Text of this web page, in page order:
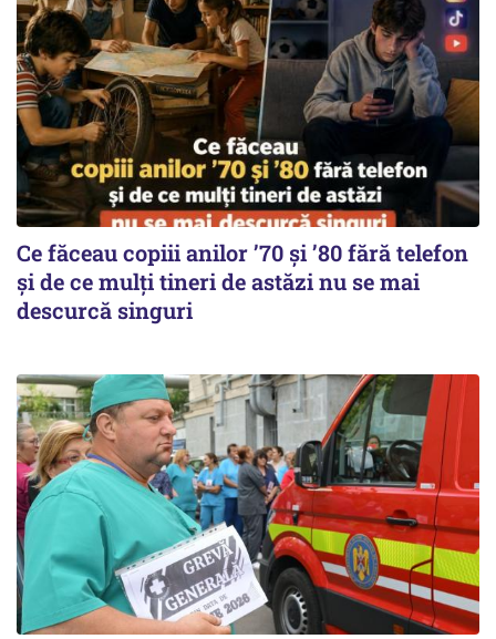
Ce făceau copiii anilor ’70 și ’80 fără telefon
și de ce mulți tineri de astăzi nu se mai
descurcă singuri